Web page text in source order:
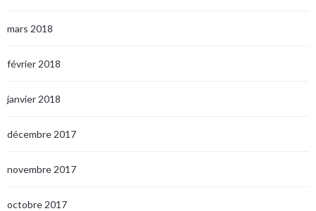
mars 2018
février 2018
janvier 2018
décembre 2017
novembre 2017
octobre 2017